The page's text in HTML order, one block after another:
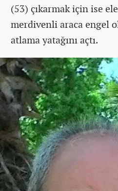
(53) çıkarmak için ise
merdivenli araca engel
atlama yatağını açtı.